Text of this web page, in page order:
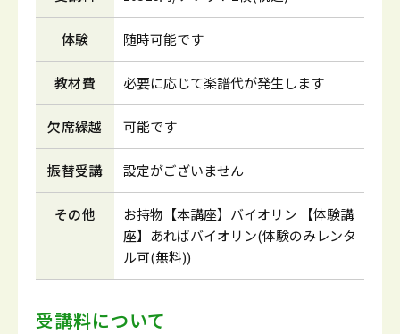
体験 随時可能です
教材費 必要に応じて楽譜代が発生します
欠席繰越 可能です
振替受講 設定がございません
その他
お持物【本講座】バイオリン 【体験講
座】あればバイオリン(体験のみレンタ
ル可(無料))
受講料について